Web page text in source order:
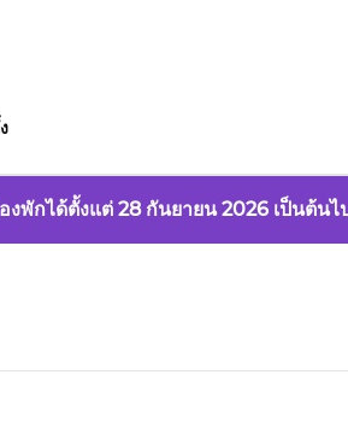
งพักได้ตั้งแต่ 28 กันยายน 2026 เป็นต้นไ